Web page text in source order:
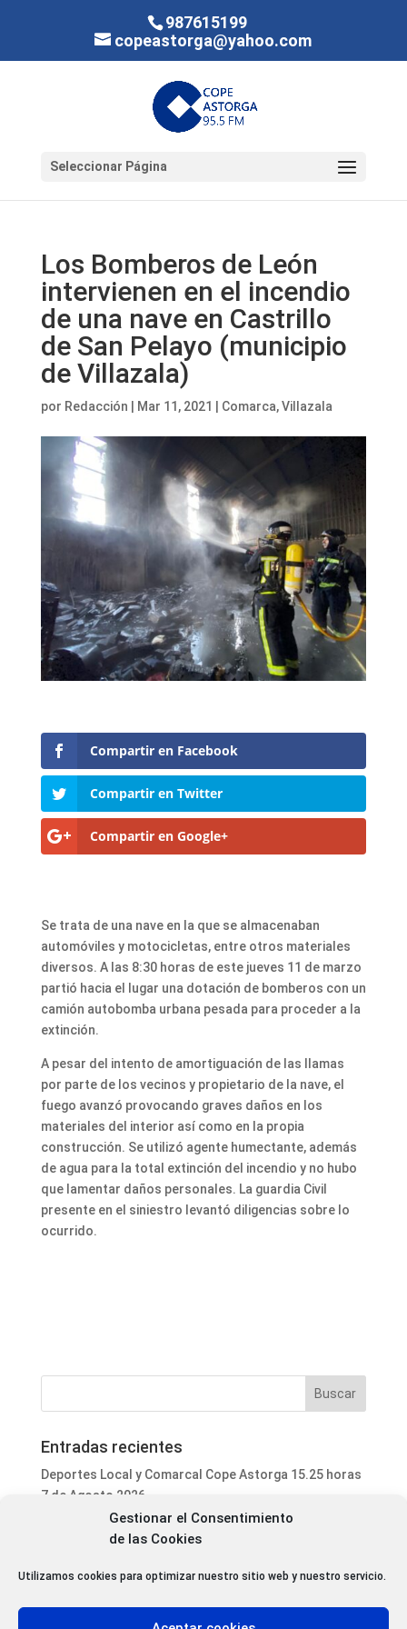
Gestionar el Consentimiento
de las Cookies
Utilizamos cookies para optimizar nuestro sitio web y nuestro servicio.
987615199
copeastorga@yahoo.com
Seleccionar Página
Los Bomberos de León
intervienen en el incendio
de una nave en Castrillo
de San Pelayo (municipio
de Villazala)
por Redacción Mar 11, 2021 Comarca,Villazala
Compartir en Facebook
Compartir en Twitter
Compartir en Google+
Se trata de una nave en la que se almacenaban
automóviles y motocicletas, entre otros materiales
diversos. A las 8:30 horas de este jueves 11 de marzo
partió hacia el lugar una dotación de bomberos con un
camión autobomba urbana pesada para proceder a la
extinción.
A pesar del intento de amortiguación de las llamas
por parte de los vecinos y propietario de la nave, el
fuego avanzó provocando graves daños en los
materiales del interior así como en la propia
construcción. Se utilizó agente humectante, además
de agua para la total extinción del incendio y no hubo
que lamentar daños personales. La guardia Civil
presente en el siniestro levantó diligencias sobre lo
ocurrido.
Entradas recientes
Deportes Local y Comarcal Cope Astorga 15.25 horas
7 de Agosto 2026
Informativo Mediodía Cope Astorga 14.20 horas 7 de
Agosto 2026
San Justo de la Vega acoge este fin de semana un